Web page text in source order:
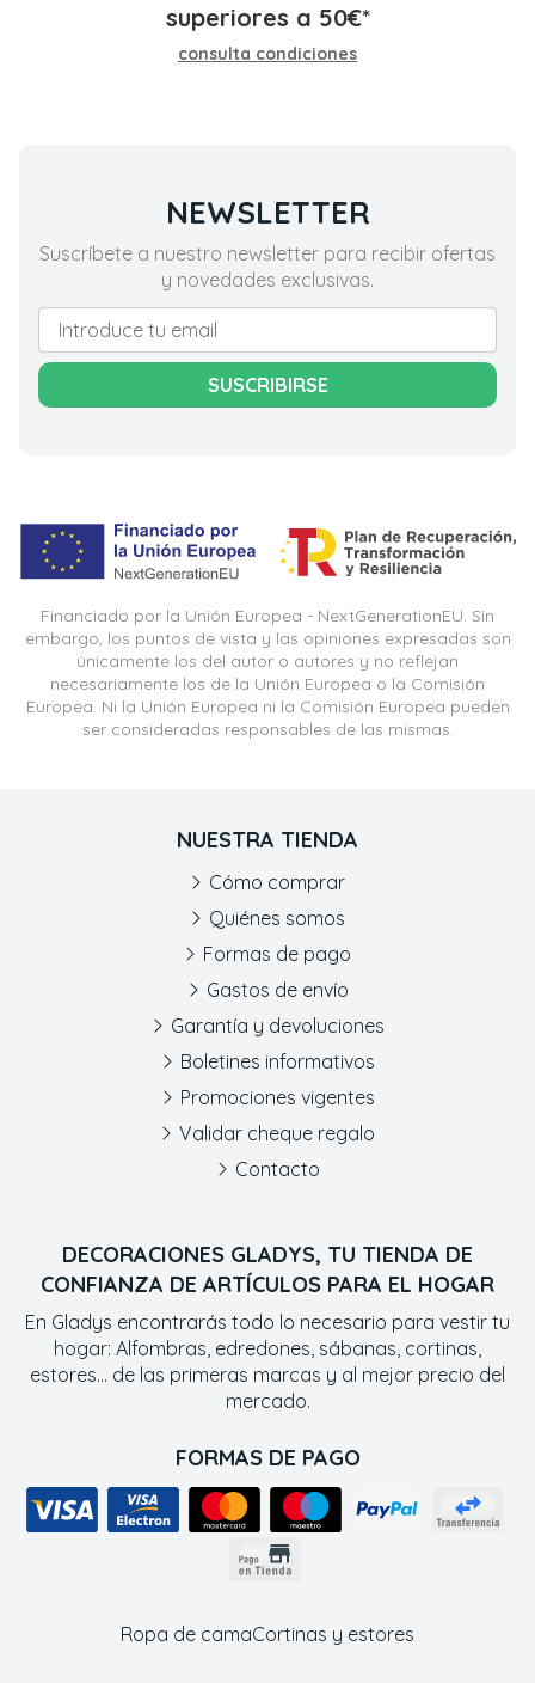
superiores a 50€*
consulta condiciones
NEWSLETTER
Suscríbete a nuestro newsletter para recibir ofertas
y novedades exclusivas.
SUSCRIBIRSE
Financiado por la Unión Europea - NextGenerationEU. Sin
embargo, los puntos de vista y las opiniones expresadas son
únicamente los del autor o autores y no reflejan
necesariamente los de la Unión Europea o la Comisión
Europea. Ni la Unión Europea ni la Comisión Europea pueden
ser consideradas responsables de las mismas.
DECORACIONES GLADYS, TU TIENDA DE
CONFIANZA DE ARTÍCULOS PARA EL HOGAR
En Gladys encontrarás todo lo necesario para vestir tu
hogar: Alfombras, edredones, sábanas, cortinas,
estores... de las primeras marcas y al mejor precio del
mercado.
FORMAS DE PAGO
NUESTRA TIENDA
Cómo comprar
Quiénes somos
Formas de pago
Gastos de envío
Garantía y devoluciones
Boletines informativos
Promociones vigentes
Validar cheque regalo
Contacto
Ropa de camaCortinas y estores